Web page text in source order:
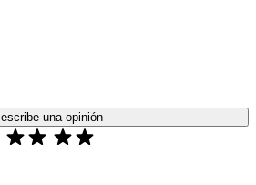
escribe una opinión